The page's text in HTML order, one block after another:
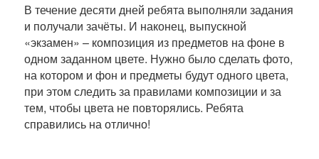
В течение десяти дней ребята выполняли задания
и получали зачёты. И наконец, выпускной
«экзамен» – композиция из предметов на фоне в
одном заданном цвете. Нужно было сделать фото,
на котором и фон и предметы будут одного цвета,
при этом следить за правилами композиции и за
тем, чтобы цвета не повторялись. Ребята
справились на отлично!